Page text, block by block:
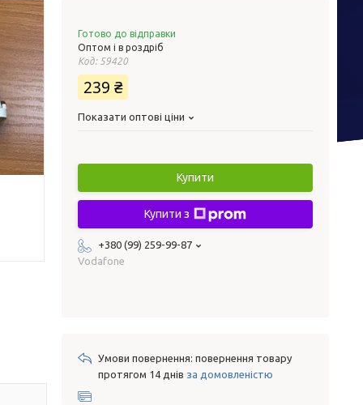
Готово до відправки
Оптом і в роздріб
Код: 59420
239 ₴
Показати оптові ціни
Купити
Купити з
+380 (99) 259-99-87
Vodafone
повернення товару
протягом 14 днів за домовленістю